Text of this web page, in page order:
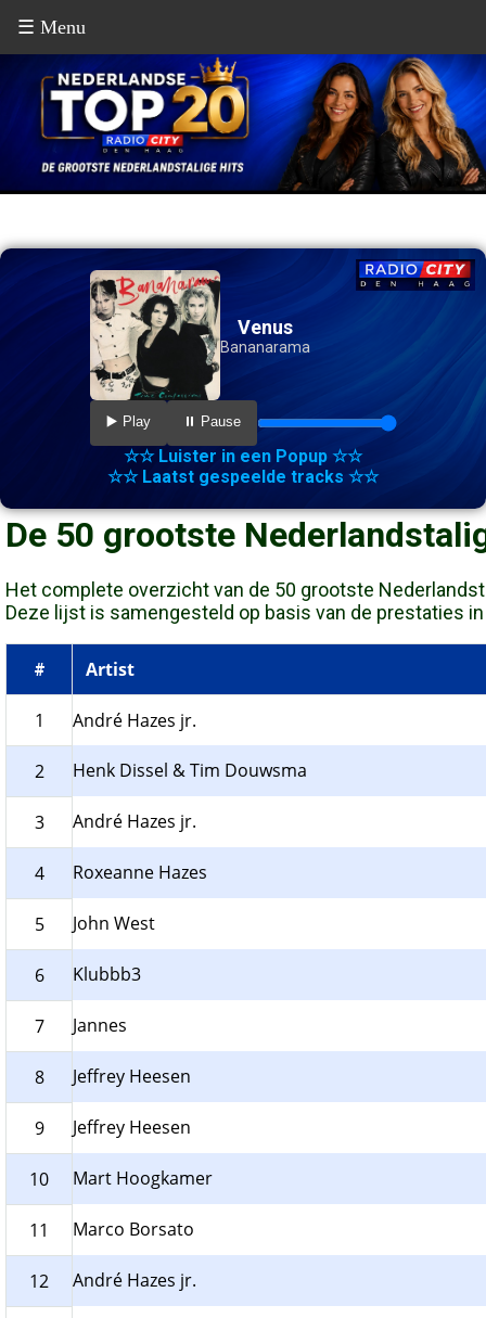
☰ Menu
Venus
Bananarama
▶️ Play ⏸️ Pause
☆☆ Luister in een Popup ☆☆
☆☆ Laatst gespeelde tracks ☆☆
De 50 grootste
Het complete overzicht van de 50 grootste
Deze lijst is samengesteld op basis van de prestaties
# Artist
1 André Hazes jr.
2 Henk Dissel & Tim Douwsma
3 André Hazes jr.
4 Roxeanne Hazes
5 John West
6 Klubbb3
7 Jannes
8 Jeffrey Heesen
9 Jeffrey Heesen
10 Mart Hoogkamer
11 Marco Borsato
12 André Hazes jr.